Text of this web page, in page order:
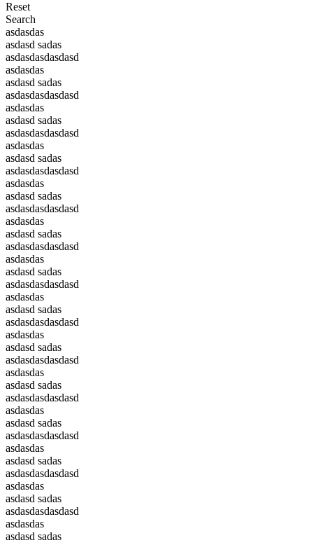
Reset
Search
asdasdas
asdasd sadas
asdasdasdasdasd
asdasdas
asdasd sadas
asdasdasdasdasd
asdasdas
asdasd sadas
asdasdasdasdasd
asdasdas
asdasd sadas
asdasdasdasdasd
asdasdas
asdasd sadas
asdasdasdasdasd
asdasdas
asdasd sadas
asdasdasdasdasd
asdasdas
asdasd sadas
asdasdasdasdasd
asdasdas
asdasd sadas
asdasdasdasdasd
asdasdas
asdasd sadas
asdasdasdasdasd
asdasdas
asdasd sadas
asdasdasdasdasd
asdasdas
asdasd sadas
asdasdasdasdasd
asdasdas
asdasd sadas
asdasdasdasdasd
asdasdas
asdasd sadas
asdasdasdasdasd
asdasdas
asdasd sadas